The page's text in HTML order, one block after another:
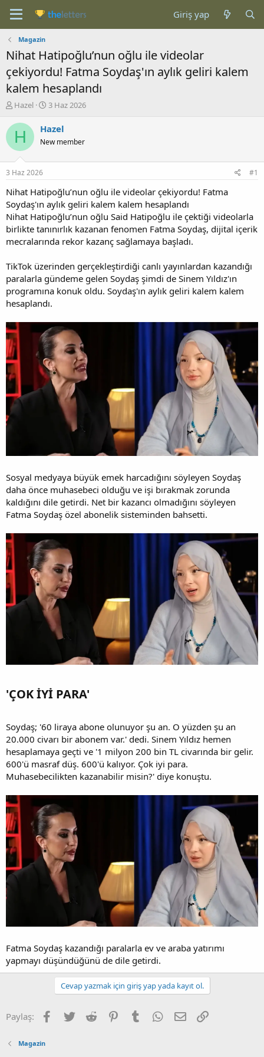
Giriş yap
Magazin
Nihat Hatipoğlu’nun oğlu ile videolar
çekiyordu! Fatma Soydaş'ın aylık geliri kalem
kalem hesaplandı
K
n
b
u
u
b
a
l
a
t
a
Hazel
B
ş
a
ç
t
a
r
i
h
3 Haz 2026
H Hazel
New member
3 Haz 2026 #1
Nihat Hatipoğlu’nun oğlu ile videolar çekiyordu! Fatma
Soydaş'ın aylık geliri kalem kalem hesaplandı
Nihat Hatipoğlu’nun oğlu Said Hatipoğlu ile çektiği videolarla
birlikte tanınırlık kazanan fenomen Fatma Soydaş, dijital içerik
mecralarında rekor kazanç sağlamaya başladı.
TikTok üzerinden gerçekleştirdiği canlı yayınlardan kazandığı
paralarla gündeme gelen Soydaş şimdi de Sinem Yıldız'ın
programına konuk oldu. Soydaş'ın aylık geliri kalem kalem
hesaplandı.
Sosyal medyaya büyük emek harcadığını söyleyen Soydaş
daha önce muhasebeci olduğu ve işi bırakmak zorunda
kaldığını dile getirdi. Net bir kazancı olmadığını söyleyen
Fatma Soydaş özel abonelik sisteminden bahsetti.
'ÇOK İYİ PARA'​
Soydaş; '60 liraya abone olunuyor şu an. O yüzden şu an
20.000 civarı bir abonem var.' dedi. Sinem Yıldız hemen
hesaplamaya geçti ve '1 milyon 200 bin TL civarında bir gelir.
600'ü masraf düş. 600'ü kalıyor. Çok iyi para.
Muhasebecilikten kazanabilir misin?' diye konuştu.
Fatma Soydaş kazandığı paralarla ev ve araba yatırımı
yapmayı düşündüğünü de dile getirdi.
Cevap yazmak için giriş yap yada kayıt ol.
Paylaş: Facebook
Twitter Reddit PinterestTumblr WhatsApp
E-posta
Magazin